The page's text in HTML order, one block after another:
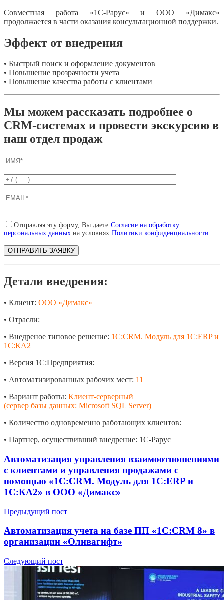
Совместная работа «1С-Рарус» и ООО «Димакс»
продолжается в части оказания консультационной поддержки.
Эффект от внедрения
• Быстрый поиск и оформление документов
• Повышение прозрачности учета
• Повышение качества работы с клиентами
Мы можем рассказать подробнее о
CRM-системах и провести экскурсию в
наш отдел продаж
Отправляя эту форму, Вы даете Согласие на обработку
персональных данных на условиях Политики конфиденциальности.
Детали внедрения:
• Клиент: ООО «Димакс»
• Отрасли:
• Внедреное типовое решение: 1С:CRM. Модуль для 1С:ERP и
1С:КА2
• Версия 1С:Предприятия:
• Автоматизированных рабочих мест: 11
• Вариант работы: Клиент-серверный
(сервер базы данных: Microsoft SQL Server)
• Количество одновременно работающих клиентов:
• Партнер, осуществивший внедрение: 1С-Рарус
Автоматизация управления взаимоотношениями
с клиентами и управления продажами с
помощью «1С:CRM. Модуль для 1С:ERP и
1С:КА2» в ООО «Димакс»
Предыдущий пост
Автоматизация учета на базе ПП «1С:CRM 8» в
организации «Оливагифт»
Следующий пост